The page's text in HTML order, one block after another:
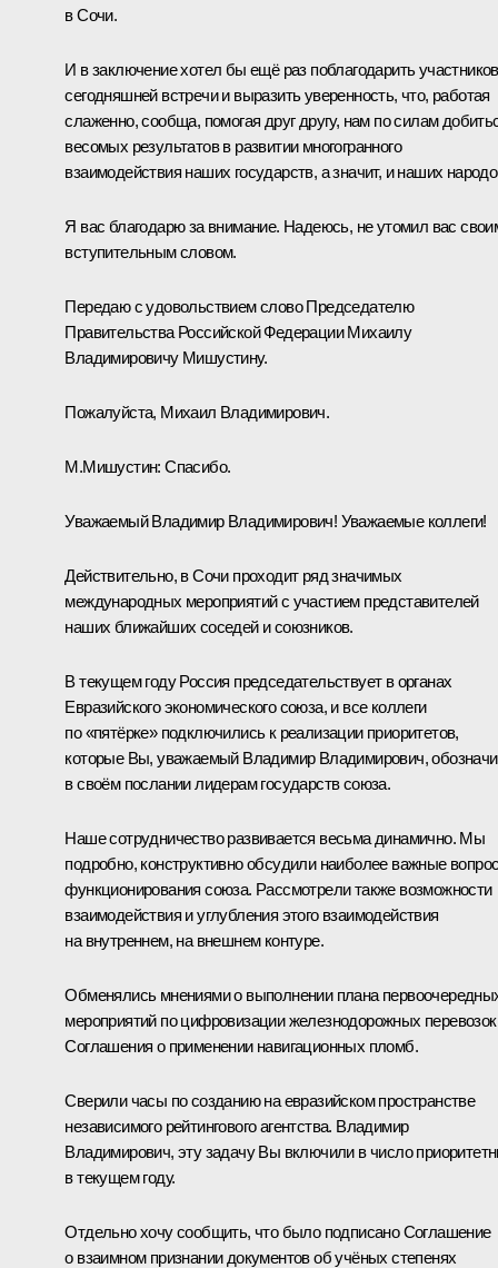
в Сочи.
И в заключение хотел бы ещё раз поблагодарить участников
сегодняшней встречи и выразить уверенность, что, работая
слаженно, сообща, помогая друг другу, нам по силам
весомых результатов в развитии многогранного
взаимодействия наших государств, а значит, и наших
Я вас благодарю за внимание. Надеюсь, не утомил вас
вступительным словом.
Передаю с удовольствием слово Председателю
Правительства Российской Федерации Михаилу
Владимировичу Мишустину.
Пожалуйста, Михаил Владимирович.
М.Мишустин: Спасибо.
Уважаемый Владимир Владимирович! Уважаемые коллеги!
Действительно, в Сочи проходит ряд значимых
международных мероприятий с участием представителей
наших ближайших соседей и союзников.
В текущем году Россия председательствует в органах
Евразийского экономического союза, и все коллеги
по «пятёрке» подключились к реализации приоритетов,
которые Вы, уважаемый Владимир Владимирович,
в своём послании лидерам государств союза.
Наше сотрудничество развивается весьма динамично. Мы
подробно, конструктивно обсудили наиболее важные
функционирования союза. Рассмотрели также возможности
взаимодействия и углубления этого взаимодействия
на внутреннем, на внешнем контуре.
Обменялись мнениями о выполнении плана
мероприятий по цифровизации железнодорожных
Соглашения о применении навигационных пломб.
Сверили часы по созданию на евразийском пространстве
независимого рейтингового агентства. Владимир
Владимирович, эту задачу Вы включили в число
в текущем году.
Отдельно хочу сообщить, что было подписано Соглашение
о взаимном признании документов об учёных степенях